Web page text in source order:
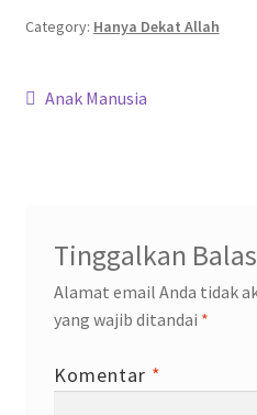
o
k
er sA a
Category: Hanya Dekat Allah
Navigasi
Previous
Anak Manusia
Tinggalkan
Alamat email Anda tidak
yang wajib ditandai *
Komentar *